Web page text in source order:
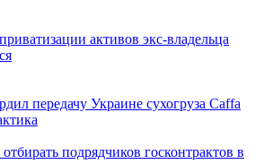
активов экс-владельца
передачу Украине сухогруза Caffa
подрядчиков госконтрактов в